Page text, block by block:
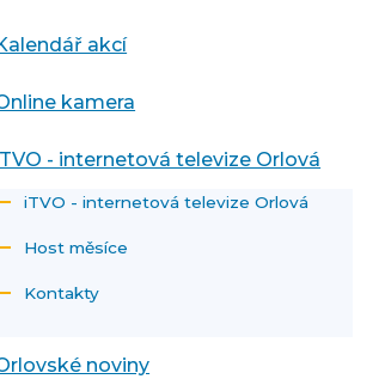
akcí
kamera
- internetová televize Orlová
iTVO - internetová televize Orlová
Host měsíce
Kontakty
noviny